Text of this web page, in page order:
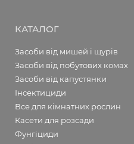
КАТАЛОГ
Засоби від мишей і щурів
Засоби від побутових комах
Засоби від капустянки
Інсектициди
Все для кімнатних рослин
Касети для розсади
Фунгіциди